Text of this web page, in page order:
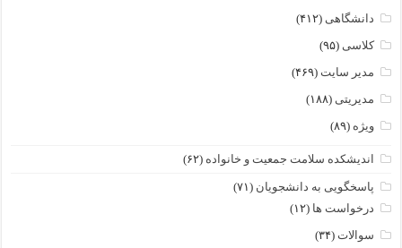
دانشگاهی (۴۱۲)
کلاسی (۹۵)
مدیر سایت (۴۶۹)
مدیریتی (۱۸۸)
ویژه (۸۹)
اندیشکده سلامت جمعیت و خانواده (۶۲)
پاسخگویی به دانشجویان (۷۱)
درخواست ها (۱۲)
سوالات (۳۴)